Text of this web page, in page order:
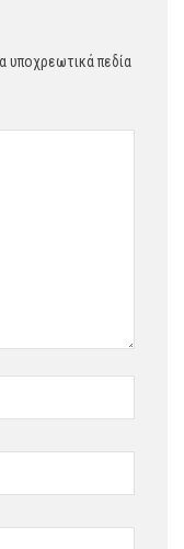
υποχρεωτικά πεδία